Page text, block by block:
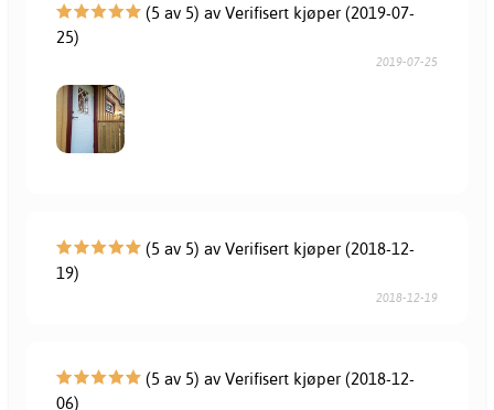
(5 av 5) av Verifisert kjøper (2019-07-
25)
2019-07-25
(5 av 5) av Verifisert kjøper (2018-12-
19)
2018-12-19
(5 av 5) av Verifisert kjøper (2018-12-
06)